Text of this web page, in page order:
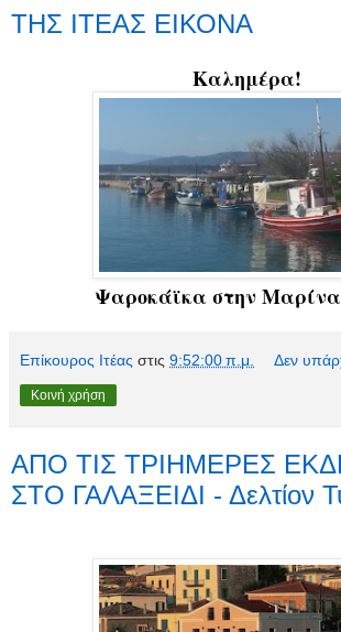
ΤΗΣ ΙΤΕΑΣ ΕΙΚΟΝΑ
Καλημέρα!
Ψαροκάϊκα στην Μαρίνα
Επίκουρος Ιτέας στις 9:52:00 π.μ. Δεν
Κοινή χρήση
ΑΠΟ ΤΙΣ ΤΡΙΗΜΕΡΕΣ
ΣΤΟ ΓΑΛΑΞΕΙΔΙ - Δελτίον